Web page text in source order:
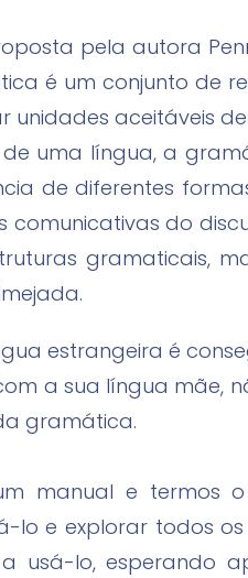
pela autora
é um conjunto de
aceitáveis de
uma língua, a
de diferentes
do
gramaticais,
estrangeira é
a sua língua mãe,
gramática.
manual e termos
e explorar todos os
usá-lo, esperando